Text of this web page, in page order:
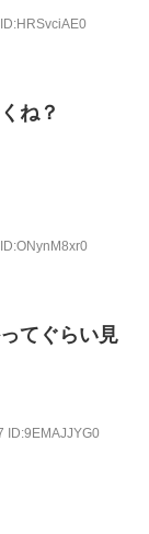
ね？
てぐらい見
ID:9EMAJJYG0